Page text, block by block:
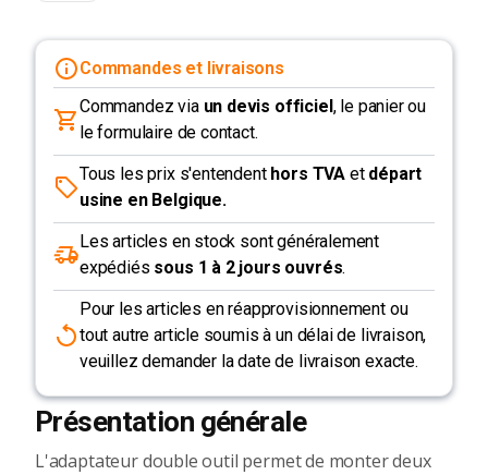
Commandes et livraisons
Commandez via un devis officiel , le panier ou
le formulaire de contact.
Tous les prix s'entendent hors TVA et départ
usine en Belgique.
Les articles en stock sont généralement
expédiés sous 1 à 2 jours ouvrés.
Pour les articles en réapprovisionnement ou
tout autre article soumis à un délai de livraison,
veuillez demander la date de livraison exacte.
Présentation générale
L'adaptateur double outil permet de monter deux